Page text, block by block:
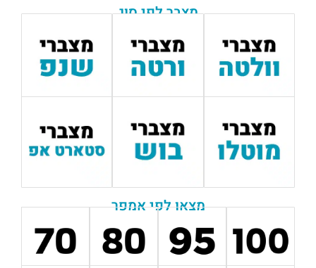
מצבר לפי סוג
מצאו לפי אמפר